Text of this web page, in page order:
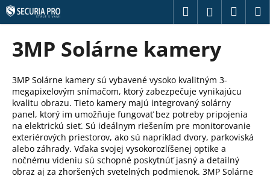
Prejsť
na
obsah
Hľadať
3MP Solárne kamery
3MP Solárne kamery sú vybavené vysoko kvalitným 3-
megapixelovým snímačom, ktorý zabezpečuje vynikajúcu
kvalitu obrazu. Tieto kamery majú integrovaný solárny
panel, ktorý im umožňuje fungovať bez potreby pripojenia
na elektrickú sieť. Sú ideálnym riešením pre monitorovanie
exteriérových priestorov, ako sú napríklad dvory, parkoviská
alebo záhrady. Vďaka svojej vysokorozlíšenej optike a
nočnému videniu sú schopné poskytnúť jasný a detailný
obraz aj za zhoršených svetelných podmienok. 3MP Solárne
K
o
o
p
o
t
r
e